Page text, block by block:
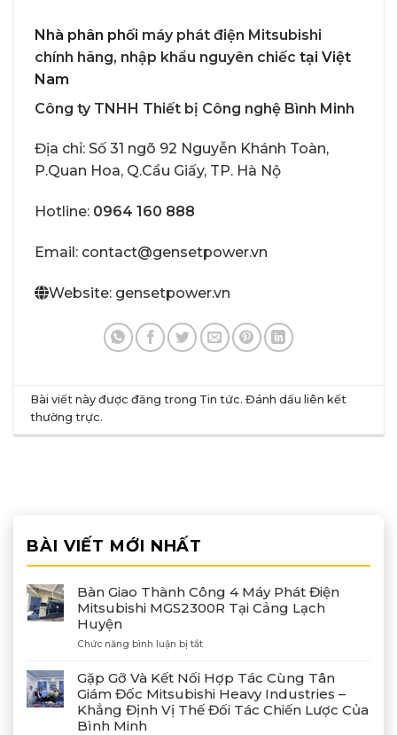
Nhà phân phối máy phát điện Mitsubishi
chính hãng, nhập khẩu nguyên chiếc tại Việt
Nam
Công ty TNHH Thiết bị Công nghệ Bình Minh
Địa chỉ: Số 31 ngõ 92 Nguyễn Khánh Toàn,
P.Quan Hoa, Q.Cầu Giấy, TP. Hà Nộ
Hotline: 0964 160 888
Email: contact@gensetpower.vn
Website: gensetpower.vn
Bài viết này được đăng trong Tin tức. Đánh dấu liên kết
thường trực.
BÀI VIẾT MỚI NHẤT
Bàn Giao Thành Công 4 Máy Phát Điện
Mitsubishi MGS2300R Tại Cảng Lạch
Huyện
Chức năng bình luận bị tắtở
Giao
Thành
Công
4
Gặp Gỡ Và Kết Nối Hợp Tác Cùng Tân
Giám Đốc Mitsubishi Heavy Industries –
Khẳng Định Vị Thế Đối Tác Chiến Lược Của
Bình Minh